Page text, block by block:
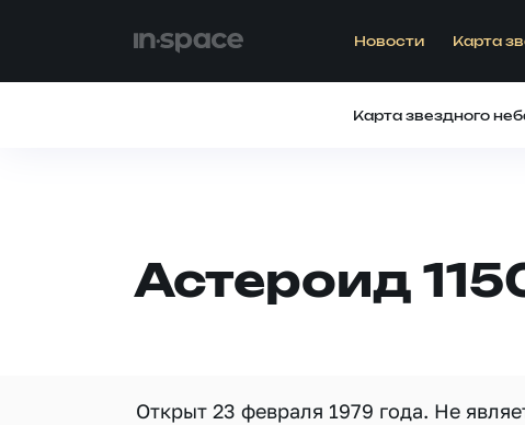
Новости Карта
Карта звездного
Астероид
Открыт 23 февраля 1979 года. Не